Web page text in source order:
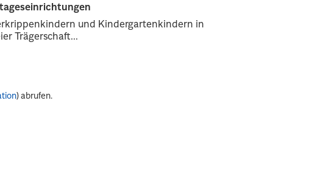
und Kindergartenkindern in
Trägerschaft...
) abrufen.